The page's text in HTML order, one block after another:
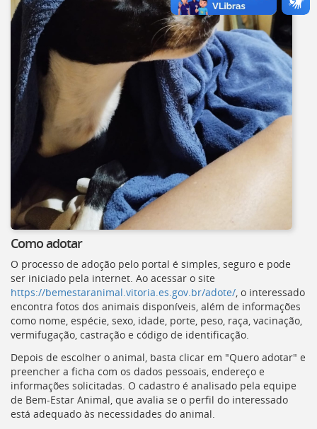
Como adotar
O processo de adoção pelo portal é simples, seguro e pode
ser iniciado pela internet. Ao acessar o site
https://bemestaranimal.vitoria.es.gov.br/adote/, o interessado
encontra fotos dos animais disponíveis, além de informações
como nome, espécie, sexo, idade, porte, peso, raça, vacinação,
vermifugação, castração e código de identificação.
Depois de escolher o animal, basta clicar em "Quero adotar" e
preencher a ficha com os dados pessoais, endereço e
informações solicitadas. O cadastro é analisado pela equipe
de Bem-Estar Animal, que avalia se o perfil do interessado
está adequado às necessidades do animal.